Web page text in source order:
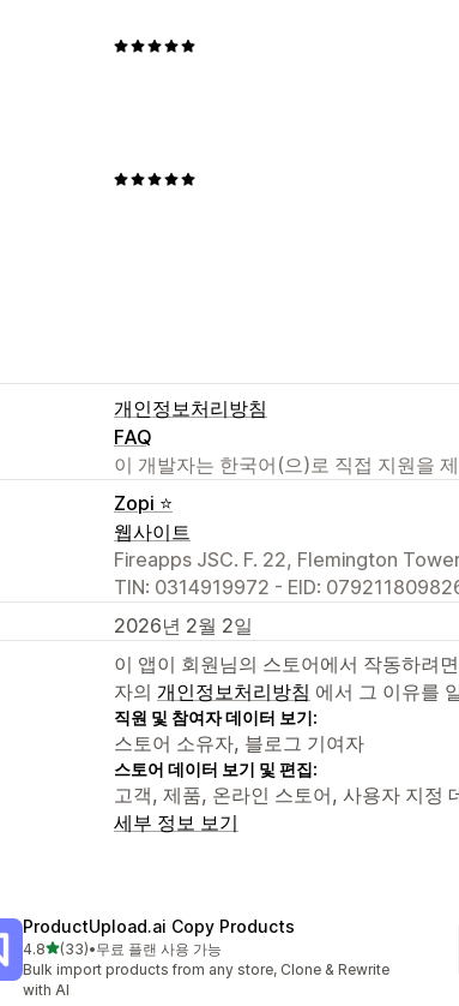
개인정보처리방침
FAQ
이 개발자는 한국어(으)로 직접 지원을
Zopi ⭐
웹사이트
Fireapps JSC. F. 22, Flemington
TIN: 0314919972 - EID:
2026년 2월 2일
이 앱이 회원님의 스토어에서 작동하려
자의 개인정보처리방침 에서 그 이유를
직원 및 참여자 데이터 보기:
스토어 소유자, 블로그 기여자
스토어 데이터 보기 및 편집:
고객, 제품, 온라인 스토어, 사용자 지정
세부 정보 보기
ProductUpload.ai Copy Products
4.8별 5개 중
(33)
총 리뷰 33개
•무료 플랜 사용 가능
Bulk import products from any store, Clone & Rewrite
with AI